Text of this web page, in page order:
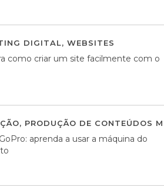
DIGITAL, WEBSITES
como criar um site facilmente com o
, PRODUÇÃO DE CONTEÚDOS
aprenda a usar a máquina do